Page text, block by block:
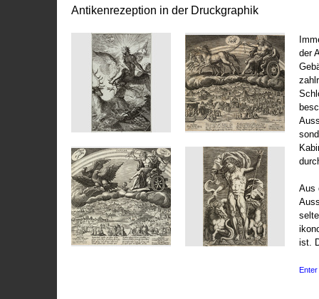
Antikenrezeption in der Druckgraphik
der
Aus
ist.
Enter